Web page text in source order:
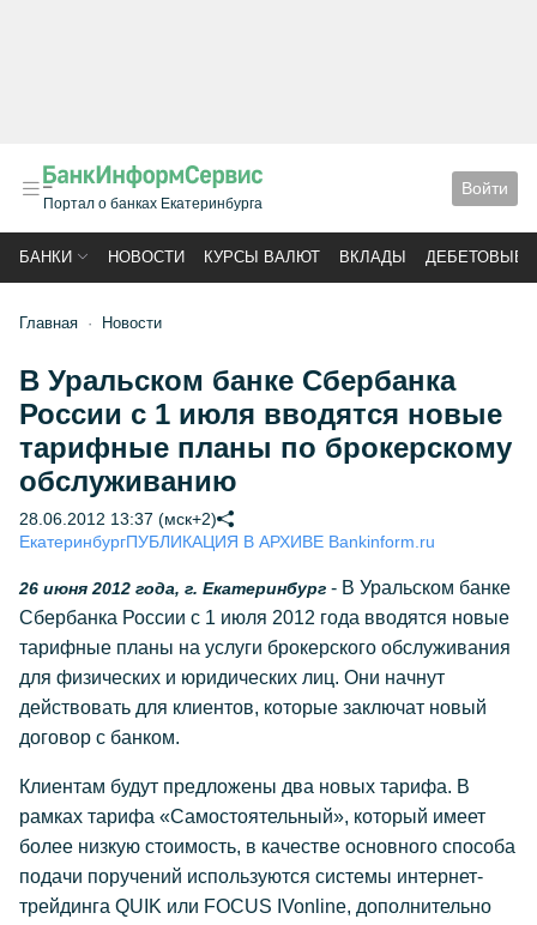
Портал о банках Екатеринбурга
Войти
БАНКИ НОВОСТИ КУРСЫ ВАЛЮТ ВКЛАДЫ ДЕБЕТОВЫЕ
Главная Новости
В Уральском банке Сбербанка
России с 1 июля вводятся новые
тарифные планы по брокерскому
обслуживанию
28.06.2012 13:37 (мск+2)
ЕкатеринбургПУБЛИКАЦИЯ В АРХИВЕ Bankinform.ru
26 июня 2012 года, г. Екатеринбург - В Уральском банке
Сбербанка России с 1 июля 2012 года вводятся новые
тарифные планы на услуги брокерского обслуживания
для физических и юридических лиц. Они начнут
действовать для клиентов, которые заключат новый
договор с банком.
Клиентам будут предложены два новых тарифа. В
рамках тарифа «Самостоятельный», который имеет
более низкую стоимость, в качестве основного способа
подачи поручений используются системы интернет-
трейдинга QUIK или FOCUS IVonline, дополнительно